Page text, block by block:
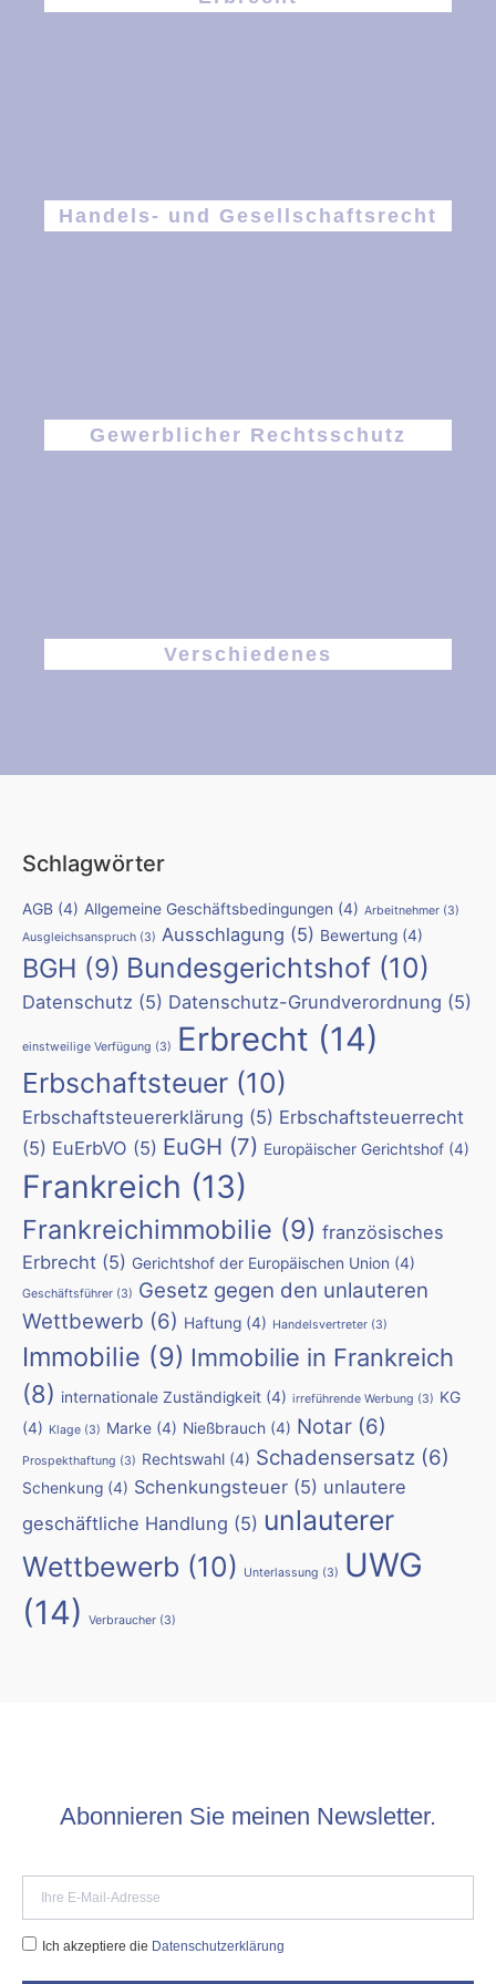
Handels- und Gesellschaftsrecht
Gewerblicher Rechtsschutz
Verschiedenes
Schlagwörter
AGB (4) Allgemeine Geschäftsbedingungen (4) Arbeitnehmer (3)
Ausgleichsanspruch (3) Ausschlagung (5) Bewertung (4)
BGH (9) Bundesgerichtshof (10)
Datenschutz (5) Datenschutz-Grundverordnung (5)
einstweilige Verfügung (3) Erbrecht (14)
Erbschaftsteuer (10)
Erbschaftsteuererklärung (5) Erbschaftsteuerrecht
(5) EuErbVO (5) EuGH (7) Europäischer Gerichtshof (4)
Frankreich (13)
Frankreichimmobilie (9) französisches
Erbrecht (5) Gerichtshof der Europäischen Union (4)
Geschäftsführer (3) Gesetz gegen den unlauteren
Wettbewerb (6) Haftung (4) Handelsvertreter (3)
Immobilie (9) Immobilie in Frankreich
(8) internationale Zuständigkeit (4) irreführende Werbung (3) KG
(4) Klage (3) Marke (4) Nießbrauch (4) Notar (6)
Prospekthaftung (3) Rechtswahl (4) Schadensersatz (6)
Schenkung (4) Schenkungsteuer (5) unlautere
geschäftliche Handlung (5) unlauterer
Wettbewerb (10) Unterlassung (3)
UWG
(14)
Verbraucher (3)
Abonnieren Sie meinen Newsletter.
Ich akzeptiere die Datenschutzerklärung